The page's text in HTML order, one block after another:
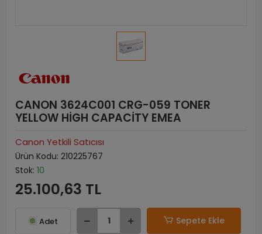
CANON 3624C001 CRG-059 TONER
YELLOW HİGH CAPACİTY EMEA
Canon Yetkili Satıcısı
Ürün Kodu: 210225767
Stok: 10
25.100,63 TL
Adet Sepete Ekle